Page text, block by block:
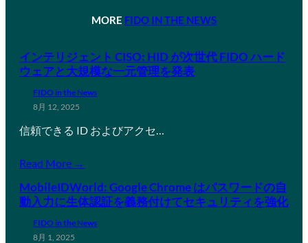
MORE FIDO IN THE NEWS
インテリジェント CISO: HID が次世代 FIDO ハード
ウェアと大規模な一元管理を発表
FIDO in the News
8月 12, 2025
信頼できる ID およびアクセ…
Read More →
MobileIDWorld: Google Chrome はパスワードの自
動入力に生体認証を義務付けてセキュリティを強化
FIDO in the News
8月 1, 2025